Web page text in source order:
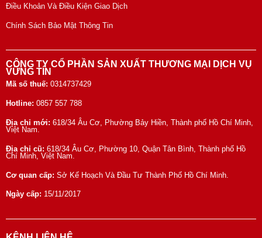
Điều Khoản Và Điều Kiện Giao Dịch
Chính Sách Bảo Mật Thông Tin
CÔNG TY CỔ PHẦN SẢN XUẤT THƯƠNG MẠI DỊCH VỤ
VỮNG TÍN
Mã số thuế: 0314737429
Hotline: 0857 557 788
Địa chỉ mới: 618/34 Âu Cơ, Phường Bảy Hiền, Thành phố Hồ Chí Minh,
Việt Nam.
Địa chỉ cũ: 618/34 Âu Cơ, Phường 10, Quận Tân Bình, Thành phố Hồ
Chí Minh, Việt Nam.
Cơ quan cấp: Sở Kế Hoạch Và Đầu Tư Thành Phố Hồ Chí Minh.
Ngày cấp: 15/11/2017